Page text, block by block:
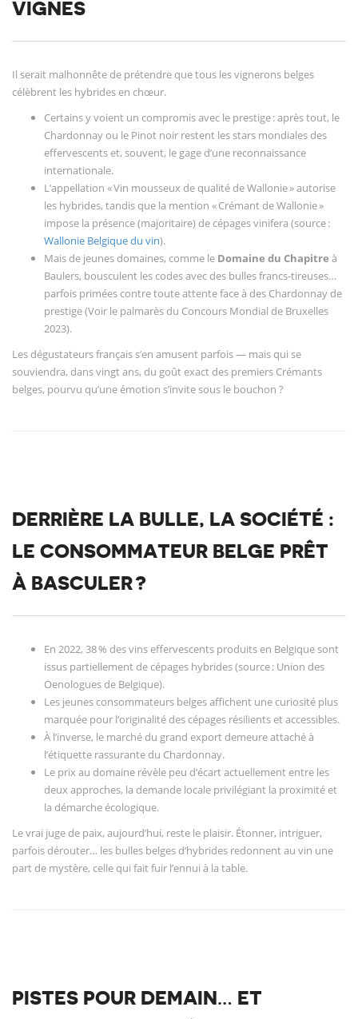
VIGNES
Il serait malhonnête de prétendre que tous les vignerons belges
célèbrent les hybrides en chœur.
Certains y voient un compromis avec le prestige : après tout, le
Chardonnay ou le Pinot noir restent les stars mondiales des
effervescents et, souvent, le gage d’une reconnaissance
internationale.
L’appellation « Vin mousseux de qualité de Wallonie » autorise
les hybrides, tandis que la mention « Crémant de Wallonie »
impose la présence (majoritaire) de cépages vinifera (source :
Wallonie Belgique du vin).
Mais de jeunes domaines, comme le Domaine du Chapitre à
Baulers, bousculent les codes avec des bulles francs-tireuses…
parfois primées contre toute attente face à des Chardonnay de
prestige (Voir le palmarès du Concours Mondial de Bruxelles
2023).
Les dégustateurs français s’en amusent parfois — mais qui se
souviendra, dans vingt ans, du goût exact des premiers Crémants
belges, pourvu qu’une émotion s’invite sous le bouchon ?
DERRIÈRE LA BULLE, LA SOCIÉTÉ :
LE CONSOMMATEUR BELGE PRÊT
À BASCULER ?
En 2022, 38 % des vins effervescents produits en Belgique sont
issus partiellement de cépages hybrides (source : Union des
Oenologues de Belgique).
Les jeunes consommateurs belges affichent une curiosité plus
marquée pour l’originalité des cépages résilients et accessibles.
À l’inverse, le marché du grand export demeure attaché à
l’étiquette rassurante du Chardonnay.
Le prix au domaine révèle peu d’écart actuellement entre les
deux approches, la demande locale privilégiant la proximité et
la démarche écologique.
Le vrai juge de paix, aujourd’hui, reste le plaisir. Étonner, intriguer,
parfois dérouter… les bulles belges d’hybrides redonnent au vin une
part de mystère, celle qui fait fuir l’ennui à la table.
PISTES POUR DEMAIN… ET